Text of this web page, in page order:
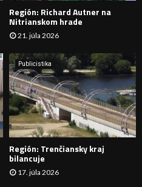
A
N
I
E
Región: Richard Autner na
Nitrianskom hrade
21. júla 2026
Publicistika
Región: Trenčiansky kraj
bilancuje
17. júla 2026